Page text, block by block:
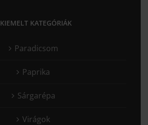
KIEMELT KATEGÓRIÁK
Paradicsom
Paprika
Sárgarépa
Virágok